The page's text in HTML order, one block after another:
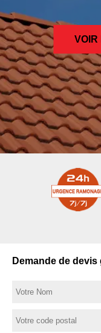
VOIR
Demande de devis